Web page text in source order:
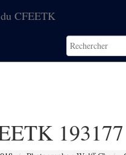
CFEETK
193177